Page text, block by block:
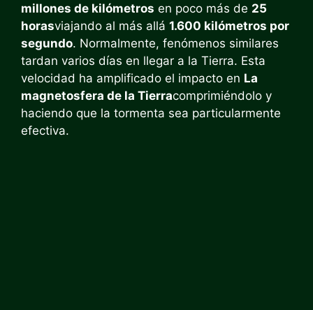
millones de kilómetros en poco más de 25
horasviajando al más allá 1.600 kilómetros por
segundo. Normalmente, fenómenos similares
tardan varios días en llegar a la Tierra. Esta
velocidad ha amplificado el impacto en La
magnetosfera de la Tierracomprimiéndolo y
haciendo que la tormenta sea particularmente
efectiva.